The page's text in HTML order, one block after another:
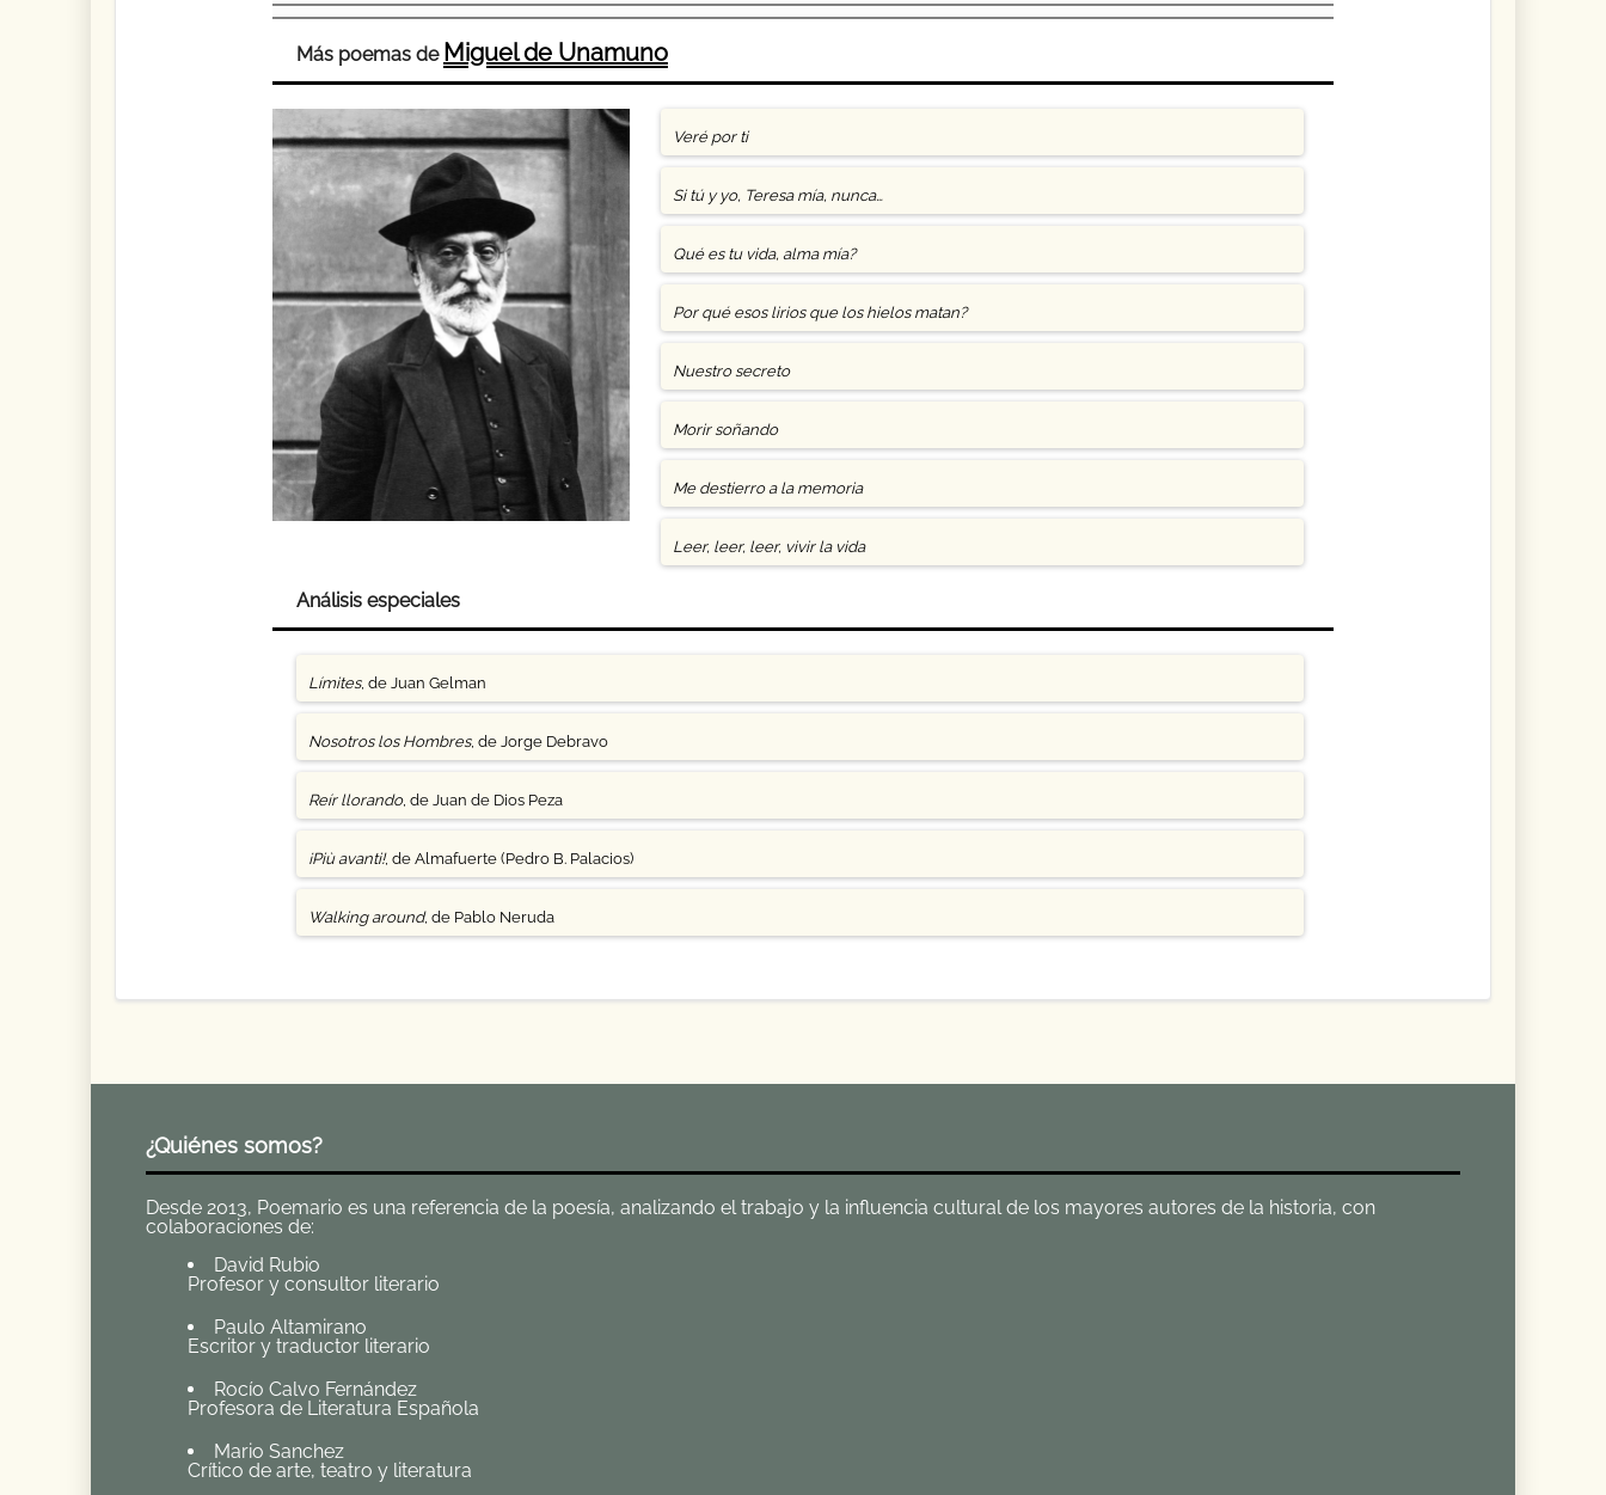
Más poemas de Miguel de Unamuno
Veré por ti
Si tú y yo, Teresa mía, nunca…
Qué es tu vida, alma mía?
Por qué esos lirios que los hielos matan?
Nuestro secreto
Morir soñando
Me destierro a la memoria
Leer, leer, leer, vivir la vida
Análisis especiales
Límites, de Juan Gelman
Nosotros los Hombres, de Jorge Debravo
Reír llorando, de Juan de Dios Peza
¡Più avanti!, de Almafuerte (Pedro B. Palacios)
Walking around, de Pablo Neruda
¿Quiénes somos?
Desde 2013, Poemario es una referencia de la poesía, analizando el trabajo y la influencia cultural de los mayores autores de la historia, con
colaboraciones de:
David Rubio
Profesor y consultor literario
Paulo Altamirano
Escritor y traductor literario
Rocío Calvo Fernández
Profesora de Literatura Española
Mario Sanchez
Crítico de arte, teatro y literatura